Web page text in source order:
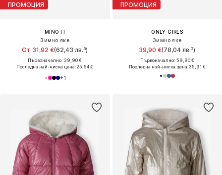
ПРОМОЦИЯ
MINOTI
Зимно яке
От 31,92 €(62,43 лв.³)
Първоначално: 39,90 €
Последна най-ниска цена:25,54 €
+1
ПРОМОЦИЯ
ONLY GIRLS
Зимно яке
39,90 €(78,04 лв.³)
Първоначално: 59,90 €
Последна най-ниска цена:35,91 €